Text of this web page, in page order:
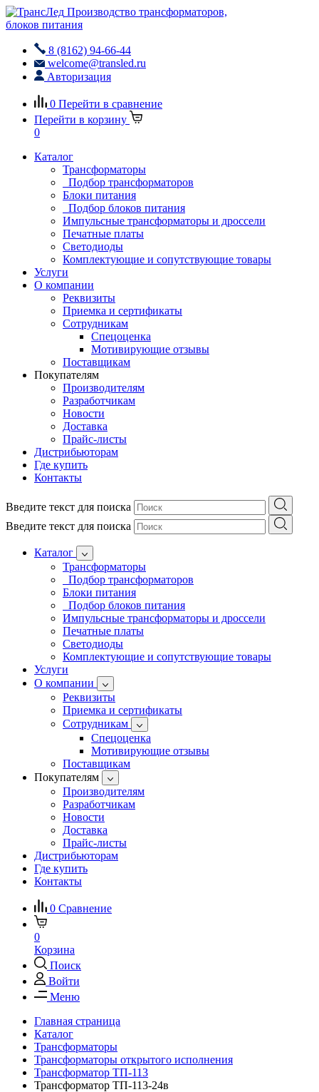
Производство трансформаторов,
блоков питания
8 (8162) 94-66-44
welcome@transled.ru
Авторизация
0 Перейти в сравнение
Перейти в корзину
0
Каталог
Трансформаторы
Подбор трансформаторов
Блоки питания
Подбор блоков питания
Импульсные трансформаторы и дроссели
Печатные платы
Светодиоды
Комплектующие и сопутствующие товары
Услуги
О компании
Реквизиты
Приемка и сертификаты
Сотрудникам
Спецоценка
Мотивирующие отзывы
Поставщикам
Покупателям
Производителям
Разработчикам
Новости
Доставка
Прайс-листы
Дистрибьюторам
Где купить
Контакты
Введите текст для поиска
Введите текст для поиска
Каталог
Трансформаторы
Подбор трансформаторов
Блоки питания
Подбор блоков питания
Импульсные трансформаторы и дроссели
Печатные платы
Светодиоды
Комплектующие и сопутствующие товары
Услуги
О компании
Реквизиты
Приемка и сертификаты
Сотрудникам
Спецоценка
Мотивирующие отзывы
Поставщикам
Покупателям
Производителям
Разработчикам
Новости
Доставка
Прайс-листы
Дистрибьюторам
Где купить
Контакты
0 Сравнение
0
Корзина
Поиск
Войти
Меню
Главная страница
Каталог
Трансформаторы
Трансформаторы открытого исполнения
Трансформатор ТП-113
Трансформатор ТП-113-24в